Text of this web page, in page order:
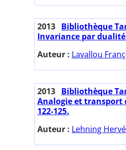
2013 Bibliothèque
Invariance par
Auteur : Lavallou
2013 Bibliothèque
Analogie et transport
122-125.
Auteur : Lehning Hervé